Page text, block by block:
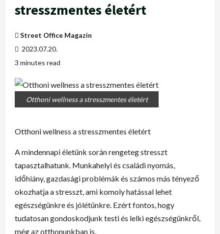
stresszmentes életért
Street Office Magazin
2023.07.20.
3 minutes read
Otthoni wellness a stresszmentes életért
Otthoni wellness a stresszmentes életért
A mindennapi életünk során rengeteg stresszt
tapasztalhatunk. Munkahelyi és családi nyomás,
időhiány, gazdasági problémák és számos más tényező
okozhatja a stresszt, ami komoly hatással lehet
egészségünkre és jólétünkre. Ezért fontos, hogy
tudatosan gondoskodjunk testi és lelki egészségünkről,
még az otthonunkban is.